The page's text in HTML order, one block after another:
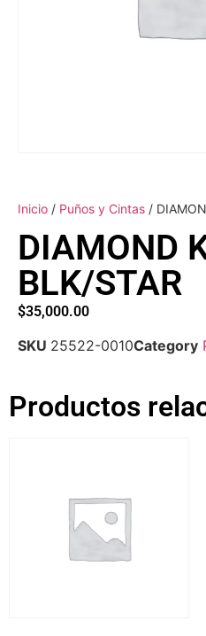
Inicio / Puños y Cintas /
DIAMOND
BLK/STAR
$35,000.00
SKU 25522-0010Category
Productos